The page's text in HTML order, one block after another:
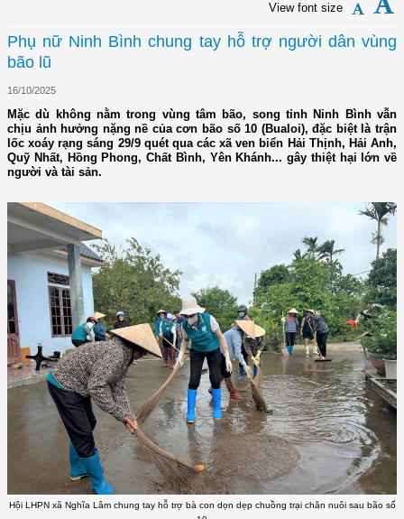
View font size
Phụ nữ Ninh Bình chung tay hỗ trợ người dân vùng
bão lũ
16/10/2025
Mặc dù không nằm trong vùng tâm bão, song tỉnh Ninh Bình vẫn
chịu ảnh hưởng nặng nề của cơn bão số 10 (Bualoi), đặc biệt là trận
lốc xoáy rạng sáng 29/9 quét qua các xã ven biển Hải Thịnh, Hải Anh,
Quỹ Nhất, Hồng Phong, Chất Bình, Yên Khánh... gây thiệt hại lớn về
người và tài sản.
Hội LHPN xã Nghĩa Lâm chung tay hỗ trợ bà con dọn dẹp chuồng trại chăn nuôi sau bão số